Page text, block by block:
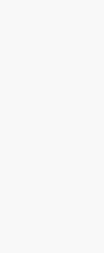
v létě. Pokud